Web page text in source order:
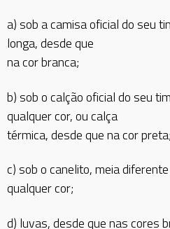
a) sob a camisa oficial do seu
longa, desde que
na cor branca;
b) sob o calção oficial do seu
qualquer cor, ou calça
térmica, desde que na cor preta;
c) sob o canelito, meia
qualquer cor;
d) luvas, desde que nas cores